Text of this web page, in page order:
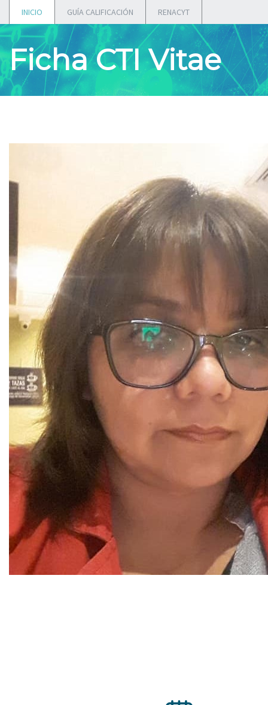
INICIO GUÍA CALIFICACIÓN RENACYT
Ficha CTI Vitae